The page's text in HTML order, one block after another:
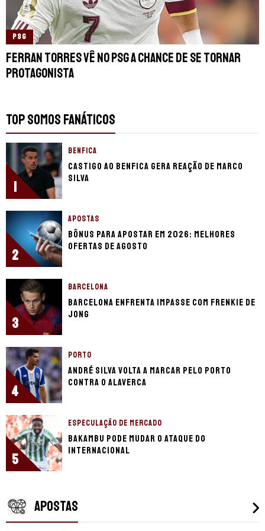
PSG
Ferran Torres vê no PSG a chance de se tornar
protagonista
TOP SOMOS FANÁTICOS
1
BENFICA
Castigo ao Benfica gera reação de Marco
Silva
2
APOSTAS
Bônus para apostar em 2026: Melhores
ofertas de Agosto
3
BARCELONA
Barcelona enfrenta impasse com Frenkie de
Jong
4
PORTO
André Silva volta a marcar pelo Porto
contra o Alaverca
5
ESPECULAÇÃO DE MERCADO
Bakambu pode mudar o ataque do
Internacional
APOSTAS